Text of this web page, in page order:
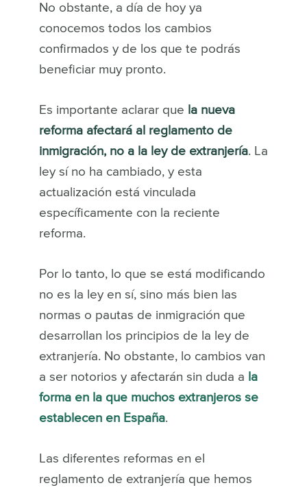
No obstante, a día de hoy ya
conocemos todos los cambios
confirmados y de los que te podrás
beneficiar muy pronto.
Es importante aclarar que a nueva
reforma afectará al reglamento de
inmigración, no a la ley de extranjería. La
ley sí no ha cambiado, y esta
actualización está vinculada
específicamente con la reciente
reforma.
Por lo tanto, lo que se está modificando
no es la ley en sí, sino más bien las
normas o pautas de inmigración que
desarrollan los principios de la ley de
extranjería. No obstante, lo cambios van
a ser notorios y afectarán sin duda a la
forma en la que muchos extranjeros se
establecen en España.
Las diferentes reformas en el
reglamento de extranjería que hemos